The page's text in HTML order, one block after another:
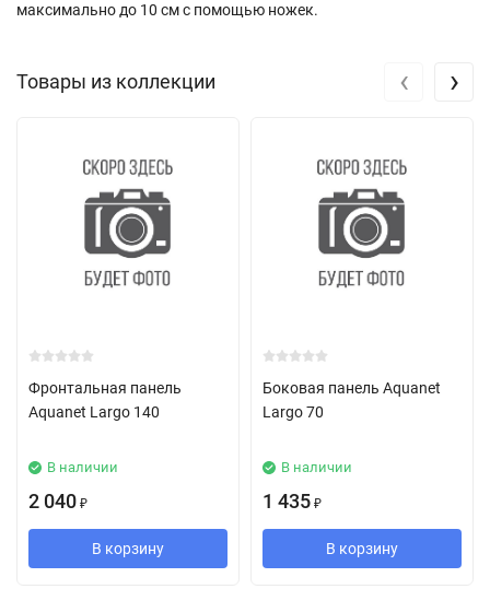
максимально до 10 см с помощью ножек.
Товары из коллекции
Фронтальная панель
Aquanet Largo 140
В наличии
2 040 ₽
В корзину
Боковая панель Aquanet
Largo 70
В наличии
1 435 ₽
В корзину
‹ ›